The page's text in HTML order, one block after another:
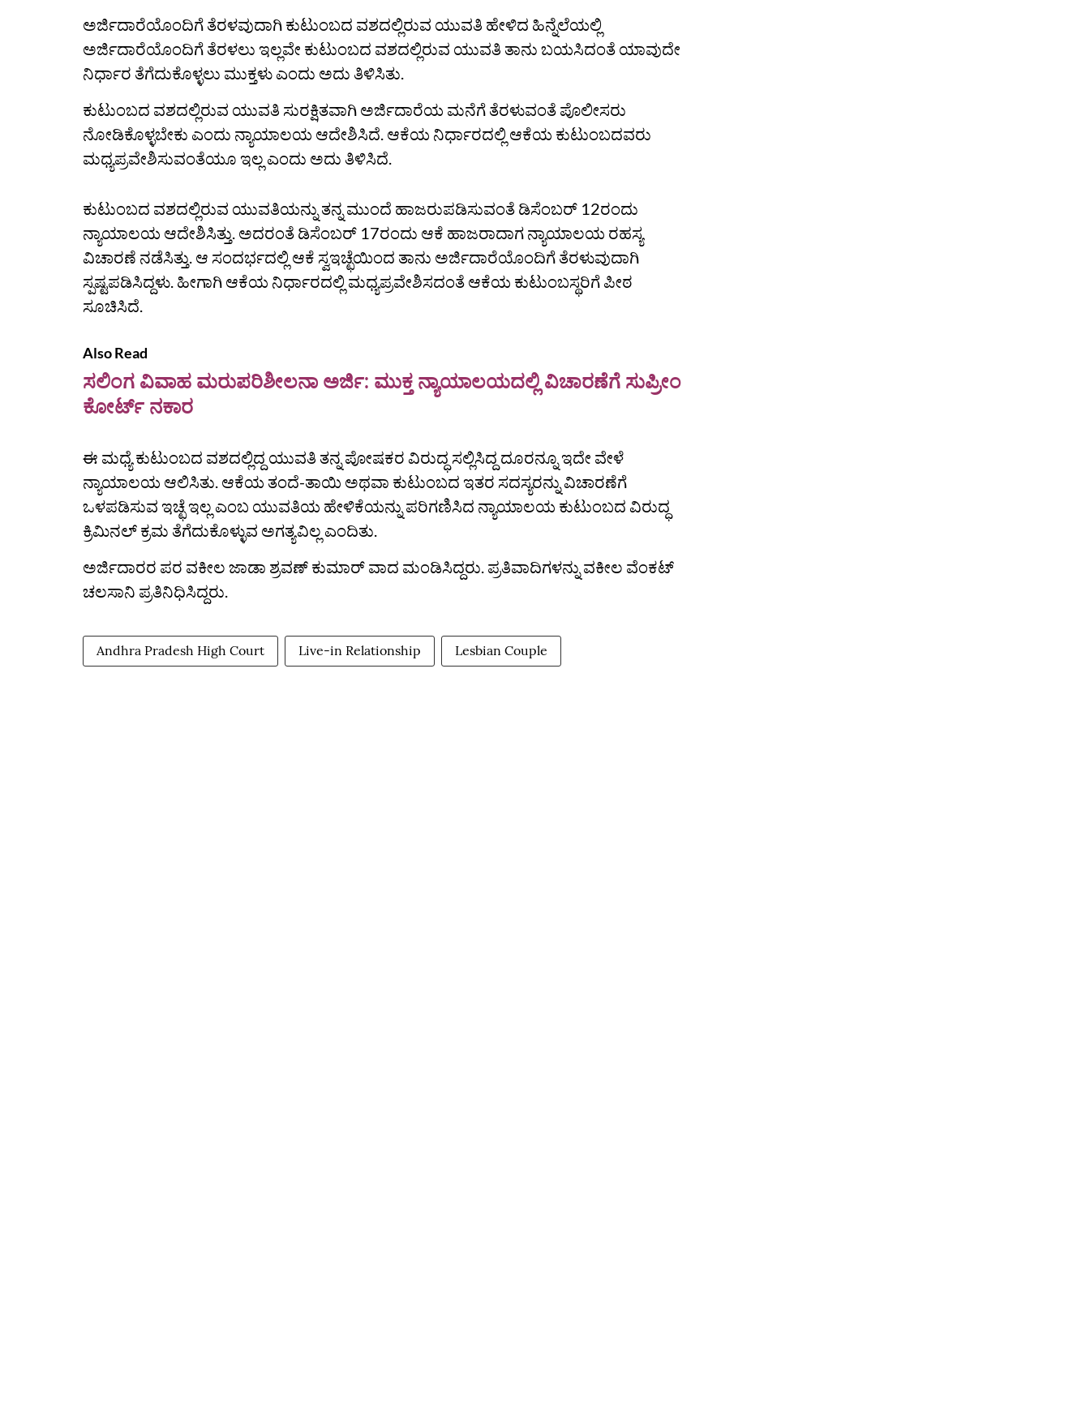
ಅರ್ಜಿದಾರೆಯೊಂದಿಗೆ ತೆರಳವುದಾಗಿ ಕುಟುಂಬದ ವಶದಲ್ಲಿರುವ ಯುವತಿ ಹೇಳಿದ ಹಿನ್ನೆಲೆಯಲ್ಲಿ
ಅರ್ಜಿದಾರೆಯೊಂದಿಗೆ ತೆರಳಲು ಇಲ್ಲವೇ ಕುಟುಂಬದ ವಶದಲ್ಲಿರುವ ಯುವತಿ ತಾನು ಬಯಸಿದಂತೆ ಯಾವುದೇ
ನಿರ್ಧಾರ ತೆಗೆದುಕೊಳ್ಳಲು ಮುಕ್ತಳು ಎಂದು ಅದು ತಿಳಿಸಿತು.
ಕುಟುಂಬದ ವಶದಲ್ಲಿರುವ ಯುವತಿ ಸುರಕ್ಷಿತವಾಗಿ ಅರ್ಜಿದಾರೆಯ ಮನೆಗೆ ತೆರಳುವಂತೆ ಪೊಲೀಸರು
ನೋಡಿಕೊಳ್ಳಬೇಕು ಎಂದು ನ್ಯಾಯಾಲಯ ಆದೇಶಿಸಿದೆ. ಆಕೆಯ ನಿರ್ಧಾರದಲ್ಲಿ ಆಕೆಯ ಕುಟುಂಬದವರು
ಮಧ್ಯಪ್ರವೇಶಿಸುವಂತೆಯೂ ಇಲ್ಲ ಎಂದು ಅದು ತಿಳಿಸಿದೆ.
ಕುಟುಂಬದ ವಶದಲ್ಲಿರುವ ಯುವತಿಯನ್ನು ತನ್ನ ಮುಂದೆ ಹಾಜರುಪಡಿಸುವಂತೆ ಡಿಸೆಂಬರ್‌ 12ರಂದು
ನ್ಯಾಯಾಲಯ ಆದೇಶಿಸಿತ್ತು. ಅದರಂತೆ ಡಿಸೆಂಬರ್ 17ರಂದು ಆಕೆ ಹಾಜರಾದಾಗ ನ್ಯಾಯಾಲಯ ರಹಸ್ಯ
ವಿಚಾರಣೆ ನಡೆಸಿತ್ತು. ಆ ಸಂದರ್ಭದಲ್ಲಿ ಆಕೆ ಸ್ವಇಚ್ಛೆಯಿಂದ ತಾನು ಅರ್ಜಿದಾರೆಯೊಂದಿಗೆ ತೆರಳುವುದಾಗಿ
ಸ್ಪಷ್ಟಪಡಿಸಿದ್ದಳು. ಹೀಗಾಗಿ ಆಕೆಯ ನಿರ್ಧಾರದಲ್ಲಿ ಮಧ್ಯಪ್ರವೇಶಿಸದಂತೆ ಆಕೆಯ ಕುಟುಂಬಸ್ಥರಿಗೆ ಪೀಠ
ಸೂಚಿಸಿದೆ.
Also Read
ಸಲಿಂಗ ವಿವಾಹ ಮರುಪರಿಶೀಲನಾ ಅರ್ಜಿ: ಮುಕ್ತ ನ್ಯಾಯಾಲಯದಲ್ಲಿ ವಿಚಾರಣೆಗೆ ಸುಪ್ರೀಂ
ಕೋರ್ಟ್ ನಕಾರ
ಈ ಮಧ್ಯೆ ಕುಟುಂಬದ ವಶದಲ್ಲಿದ್ದ ಯುವತಿ ತನ್ನ ಪೋಷಕರ ವಿರುದ್ಧ ಸಲ್ಲಿಸಿದ್ದ ದೂರನ್ನೂ ಇದೇ ವೇಳೆ
ನ್ಯಾಯಾಲಯ ಆಲಿಸಿತು. ಆಕೆಯ ತಂದೆ-ತಾಯಿ ಅಥವಾ ಕುಟುಂಬದ ಇತರ ಸದಸ್ಯರನ್ನು ವಿಚಾರಣೆಗೆ
ಒಳಪಡಿಸುವ ಇಚ್ಛೆ ಇಲ್ಲ ಎಂಬ ಯುವತಿಯ ಹೇಳಿಕೆಯನ್ನು ಪರಿಗಣಿಸಿದ ನ್ಯಾಯಾಲಯ ಕುಟುಂಬದ ವಿರುದ್ಧ
ಕ್ರಿಮಿನಲ್‌ ಕ್ರಮ ತೆಗೆದುಕೊಳ್ಳುವ ಅಗತ್ಯವಿಲ್ಲ ಎಂದಿತು.
ಅರ್ಜಿದಾರರ ಪರ ವಕೀಲ ಜಾಡಾ ಶ್ರವಣ್ ಕುಮಾರ್ ವಾದ ಮಂಡಿಸಿದ್ದರು. ಪ್ರತಿವಾದಿಗಳನ್ನು ವಕೀಲ ವೆಂಕಟ್
ಚಲಸಾನಿ ಪ್ರತಿನಿಧಿಸಿದ್ದರು.
Andhra Pradesh High Court Live-in Relationship Lesbian Couple